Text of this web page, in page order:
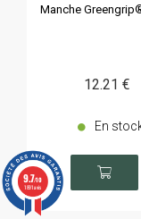
Manche
12.21 €
En
9.7/10
1891 avis